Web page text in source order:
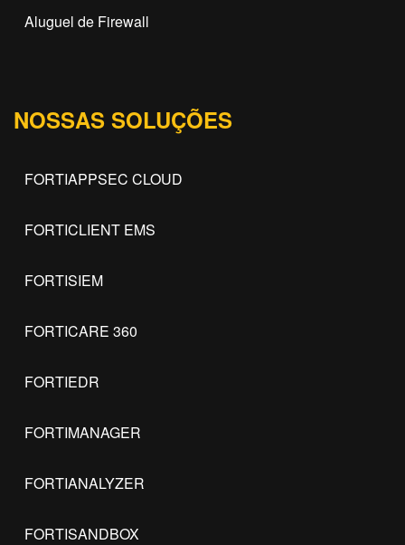
Aluguel de Firewall
NOSSAS SOLUÇÕES
FORTIAPPSEC CLOUD
FORTICLIENT EMS
FORTISIEM
FORTICARE 360
FORTIEDR
FORTIMANAGER
FORTIANALYZER
FORTISANDBOX